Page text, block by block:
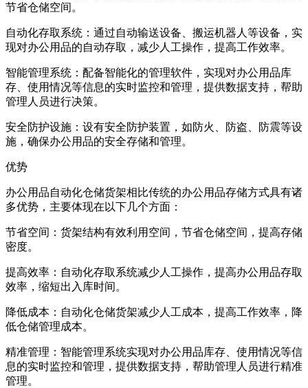
节省仓储空间。
自动化存取系统：通过自动输送设备、搬运机器人等设备，实
现对办公用品的自动存取，减少人工操作，提高工作效率。
智能管理系统：配备智能化的管理软件，实现对办公用品库
存、使用情况等信息的实时监控和管理，提供数据支持，帮助
管理人员进行决策。
安全防护设施：设有安全防护装置，如防火、防盗、防震等设
施，确保办公用品的安全存储和管理。
优势
办公用品自动化仓储货架相比传统的办公用品存储方式具有诸
多优势，主要体现在以下几个方面：
节省空间：货架结构有效利用空间，节省仓储空间，提高存储
密度。
提高效率：自动化存取系统减少人工操作，提高办公用品存取
效率，缩短出入库时间。
降低成本：自动化仓储货架减少人工成本，提高工作效率，降
低仓储管理成本。
精准管理：智能管理系统实现对办公用品库存、使用情况等信
息的实时监控和管理，提供数据支持，帮助管理人员进行精准
管理。